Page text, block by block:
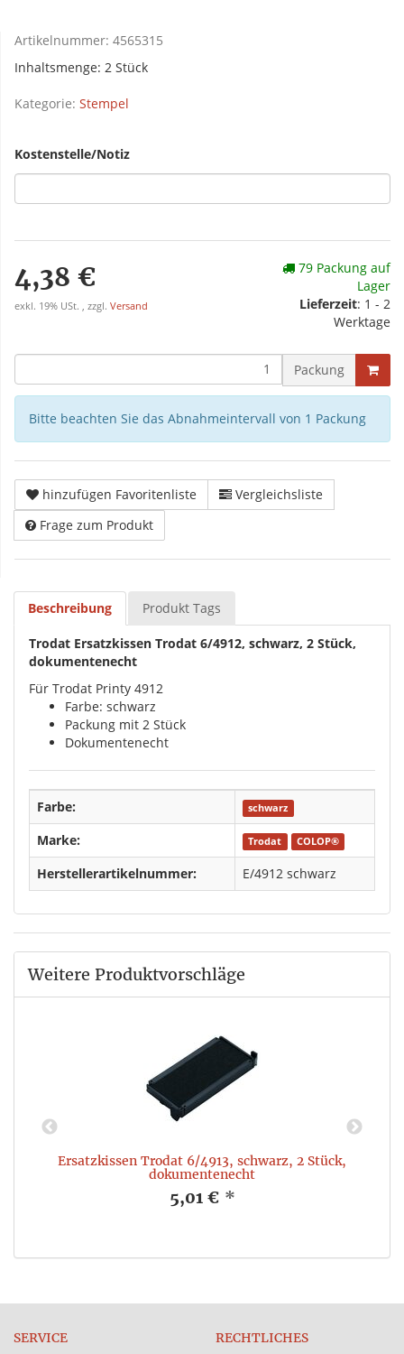
Artikelnummer: 4565315
Inhaltsmenge: 2 Stück
Kategorie: Stempel
Kostenstelle/Notiz
4,38 €
exkl. 19% USt. , zzgl. Versand
79 Packung auf
Lager
Lieferzeit: 1 - 2
Werktage
Packung
Bitte beachten Sie das Abnahmeintervall von 1 Packung
hinzufügen Favoritenliste
Vergleichsliste
Frage zum Produkt
Beschreibung Produkt Tags
Trodat Ersatzkissen Trodat 6/4912, schwarz, 2 Stück,
dokumentenecht
Für Trodat Printy 4912
Farbe: schwarz
Packung mit 2 Stück
Dokumentenecht
Farbe: schwarz
Marke: Trodat COLOP®
Herstellerartikelnummer: E/4912 schwarz
Weitere Produktvorschläge
Ersatzkissen Trodat 6/4913, schwarz, 2 Stück,
dokumentenecht
5,01 € *
SERVICE RECHTLICHES